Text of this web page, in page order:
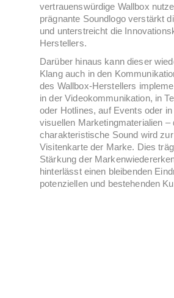
vertrauenswürdige Wallbox
prägnante Soundlogo verstärkt
und unterstreicht die
Herstellers.
Darüber hinaus kann dieser
Klang auch in den
des Wallbox-Herstellers
in der Videokommunikation, in
oder Hotlines, auf Events oder
visuellen Marketingmaterialien –
charakteristische Sound wird
Visitenkarte der Marke. Dies
Stärkung der
hinterlässt einen bleibenden
potenziellen und bestehenden